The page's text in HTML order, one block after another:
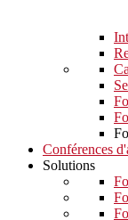
Conférences
Solutions